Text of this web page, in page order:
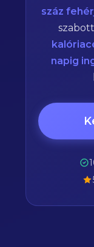
száz
napig